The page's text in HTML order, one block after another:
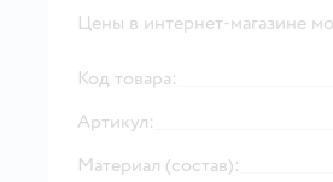
Цены в интернет-магазине
Код товара:
Артикул:
Материал (состав):